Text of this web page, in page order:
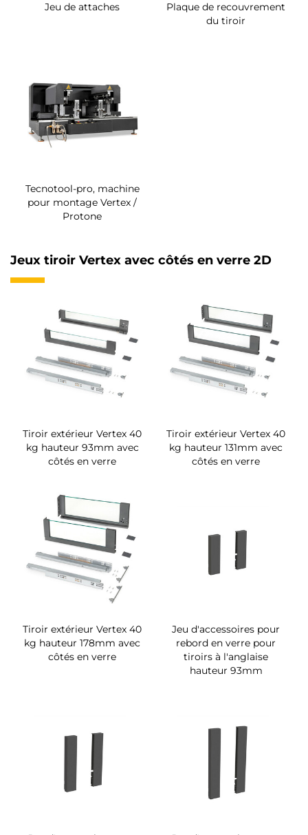
Jeu de attaches
Plaque de recouvrement
du tiroir
Tecnotool-pro, machine
pour montage Vertex /
Protone
Jeux tiroir Vertex avec côtés en verre 2D
Tiroir extérieur Vertex 40
kg hauteur 93mm avec
côtés en verre
Tiroir extérieur Vertex 40
kg hauteur 131mm avec
côtés en verre
Tiroir extérieur Vertex 40
kg hauteur 178mm avec
côtés en verre
Jeu d'accessoires pour
rebord en verre pour
tiroirs à l'anglaise
hauteur 93mm